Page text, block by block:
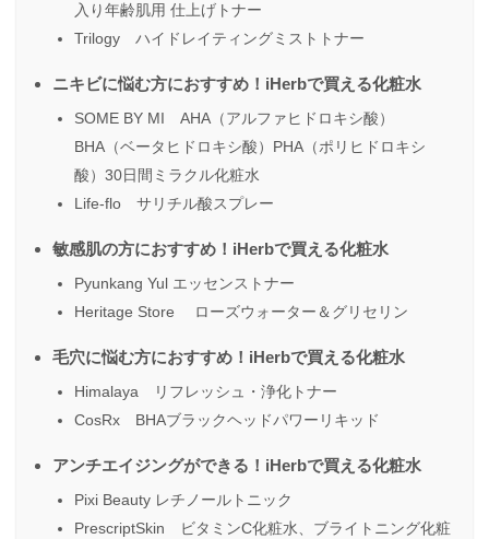
入り年齢肌用 仕上げトナー
Trilogy ハイドレイティングミストトナー
ニキビに悩む方におすすめ！iHerbで買える化粧水
SOME BY MI AHA（アルファヒドロキシ酸）
BHA（ベータヒドロキシ酸）PHA（ポリヒドロキシ
酸）30日間ミラクル化粧水
Life-flo サリチル酸スプレー
敏感肌の方におすすめ！iHerbで買える化粧水
Pyunkang Yul エッセンストナー
Heritage Store ローズウォーター＆グリセリン
毛穴に悩む方におすすめ！iHerbで買える化粧水
Himalaya リフレッシュ・浄化トナー
CosRx BHAブラックヘッドパワーリキッド
アンチエイジングができる！iHerbで買える化粧水
Pixi Beauty レチノールトニック
PrescriptSkin ビタミンC化粧水、ブライトニング化粧